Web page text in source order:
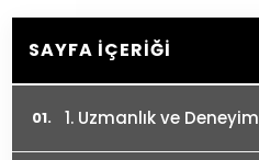
SAYFA İÇERIĞI
1. Uzmanlık ve Deneyim